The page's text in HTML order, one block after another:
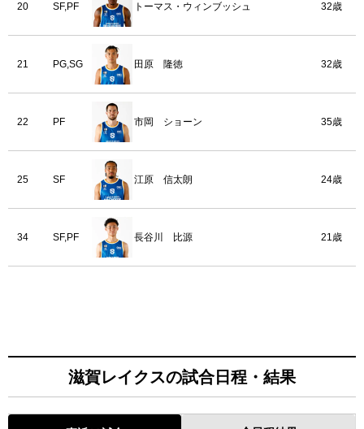
20 SF,PF トーマス・ウィンブッシュ 32歳
21 PG,SG 田原 隆徳 32歳
22 PF 市岡 ショーン 35歳
25 SF 江原 信太朗 24歳
34 SF,PF 長谷川 比源 21歳
滋賀レイクスの試合日程・結果